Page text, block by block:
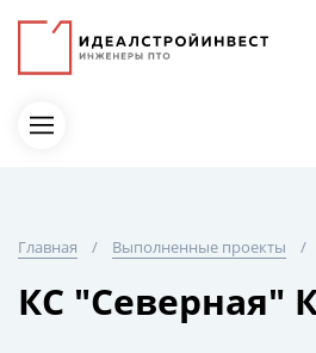
Главная Выполненные проекты
КС "Северная"